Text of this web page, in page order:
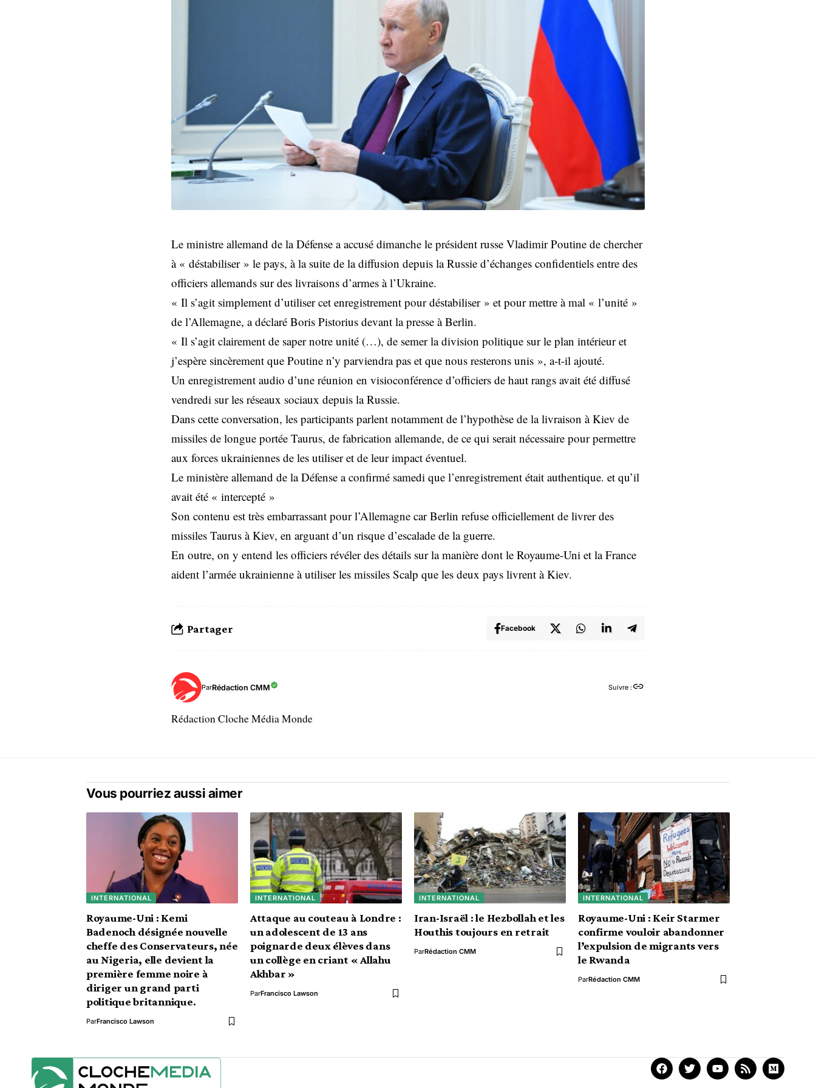
Le ministre allemand de la Défense a accusé dimanche le président russe Vladimir Poutine de chercher
à « déstabiliser » le pays, à la suite de la diffusion depuis la Russie d’échanges confidentiels entre des
officiers allemands sur des livraisons d’armes à l’Ukraine.
« Il s’agit simplement d’utiliser cet enregistrement pour déstabiliser » et pour mettre à mal « l’unité »
de l’Allemagne, a déclaré Boris Pistorius devant la presse à Berlin.
« Il s’agit clairement de saper notre unité (…), de semer la division politique sur le plan intérieur et
j’espère sincèrement que Poutine n’y parviendra pas et que nous resterons unis », a-t-il ajouté.
Un enregistrement audio d’une réunion en visioconférence d’officiers de haut rangs avait été diffusé
vendredi sur les réseaux sociaux depuis la Russie.
Dans cette conversation, les participants parlent notamment de l’hypothèse de la livraison à Kiev de
missiles de longue portée Taurus, de fabrication allemande, de ce qui serait nécessaire pour permettre
aux forces ukrainiennes de les utiliser et de leur impact éventuel.
Le ministère allemand de la Défense a confirmé samedi que l’enregistrement était authentique. et qu’il
avait été « intercepté »
Son contenu est très embarrassant pour l’Allemagne car Berlin refuse officiellement de livrer des
missiles Taurus à Kiev, en arguant d’un risque d’escalade de la guerre.
En outre, on y entend les officiers révéler des détails sur la manière dont le Royaume-Uni et la France
aident l’armée ukrainienne à utiliser les missiles Scalp que les deux pays livrent à Kiev.
Partager Facebook
ParRédaction CMM Suivre :
Rédaction Cloche Média Monde
Vous pourriez aussi aimer
INTERNATIONAL
Royaume-Uni : Kemi
Badenoch désignée nouvelle
cheffe des Conservateurs, née
au Nigeria, elle devient la
première femme noire à
diriger un grand parti
politique britannique.
ParFrancisco Lawson
INTERNATIONAL
Attaque au couteau à Londre :
un adolescent de 13 ans
poignarde deux élèves dans
un collège en criant « Allahu
Akhbar »
ParFrancisco Lawson
INTERNATIONAL
Iran-Israël : le Hezbollah et les
Houthis toujours en retrait
ParRédaction CMM
INTERNATIONAL
Royaume-Uni : Keir Starmer
confirme vouloir abandonner
l’expulsion de migrants vers
le Rwanda
ParRédaction CMM